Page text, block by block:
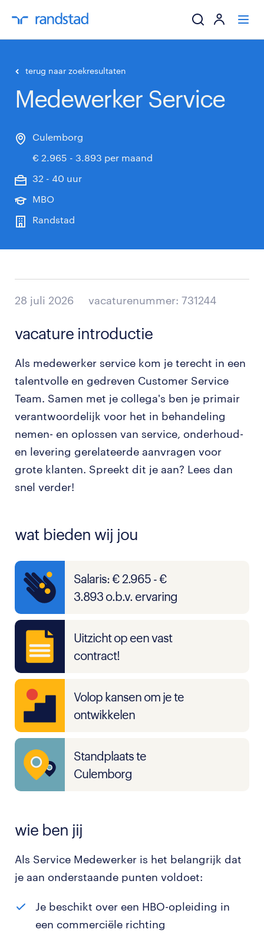
werkgevers
terug naar zoekresultaten
Medewerker Service
Culemborg
€ 2.965 - 3.893 per maand
32 - 40 uur
MBO
Randstad
28 juli 2026 vacaturenummer: 731244
vacature introductie
Als medewerker service kom je terecht in een
talentvolle en gedreven Customer Service
Team. Samen met je collega's ben je primair
verantwoordelijk voor het in behandeling
nemen- en oplossen van service, onderhoud-
en levering gerelateerde aanvragen voor
grote klanten. Spreekt dit je aan? Lees dan
snel verder!
wat bieden wij jou
Salaris: € 2.965 - €
3.893 o.b.v. ervaring
Uitzicht op een vast
contract!
Volop kansen om je te
ontwikkelen
Standplaats te
Culemborg
wie ben jij
Als Service Medewerker is het belangrijk dat
je aan onderstaande punten voldoet:
Je beschikt over een HBO-opleiding in
een commerciële richting